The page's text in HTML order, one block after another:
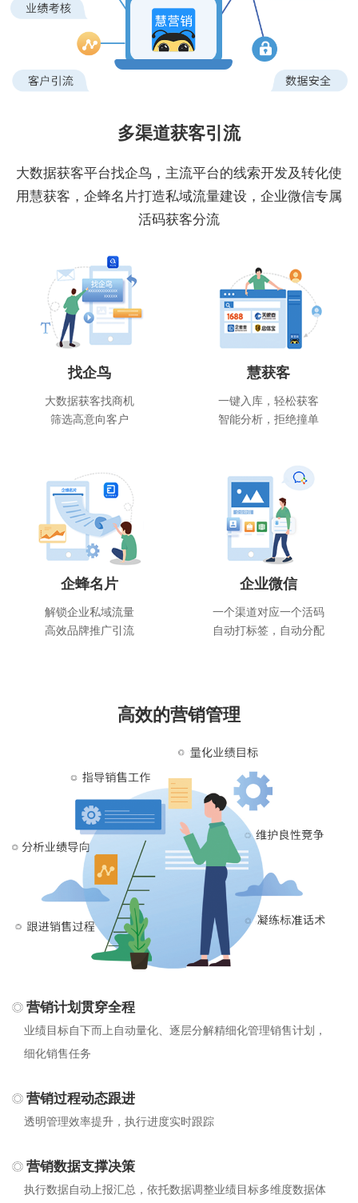
多渠道获客引流
大数据获客平台找企鸟，主流平台的线索开发及转化使
用慧获客，企蜂名片打造私域流量建设，企业微信专属
活码获客分流
找企鸟
大数据获客找商机
筛选高意向客户
慧获客
一键入库，轻松获客
智能分析，拒绝撞单
企蜂名片
解锁企业私域流量
高效品牌推广引流
企业微信
一个渠道对应一个活码
自动打标签，自动分配
高效的营销管理
营销计划贯穿全程
业绩目标自下而上自动量化、逐层分解精细化管理销售计划，
细化销售任务
营销过程动态跟进
透明管理效率提升，执行进度实时跟踪
营销数据支撑决策
执行数据自动上报汇总，依托数据调整业绩目标多维度数据体